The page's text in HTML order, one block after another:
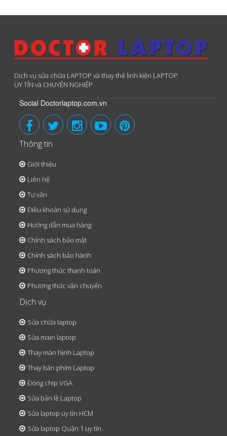
Dịch vụ sửa chữa LAPTOP và thay thế linh kiện LAPTOP
UY TÍN và CHUYÊN NGHIỆP
Social Doctorlaptop.com.vn
Thông tin
Giới thiệu
Liên hệ
Tư vấn
Điều khoản sử dụng
Hướng dẫn mua hàng
Chính sách bảo mật
Chính sách bảo hành
Phương thức thanh toán
Phương thức vận chuyển
Dịch vụ
Sửa chữa laptop
Sửa main laptop
Thay màn hình Laptop
Thay bàn phím Laptop
Đóng chip VGA
Sửa bản lề Laptop
Sửa laptop uy tín HCM
Sửa laptop Quận 1 uy tín